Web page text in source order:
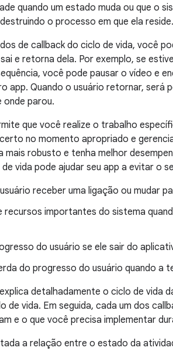
quando um estado muda ou que o
o processo em que ela reside.
de callback do ciclo de vida, você
e retorna dela. Por exemplo, se
você pode pausar o vídeo e
app. Quando o usuário retornar, será
onde parou.
que você realize o trabalho
no momento apropriado e
mais robusto e tenha melhor
vida pode ajudar seu app a evitar o
receber uma ligação ou mudar
recursos importantes do sistema
do usuário se ele sair do
do progresso do usuário quando
detalhadamente o ciclo de vida
de vida. Em seguida, cada um dos
e o que você precisa implementar
a relação entre o estado da